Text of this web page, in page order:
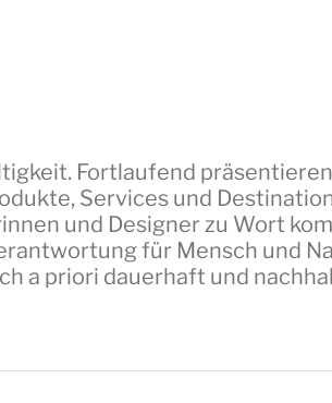
Fortlaufend
Services und
und Designer zu Wort
für Mensch und
a priori dauerhaft und